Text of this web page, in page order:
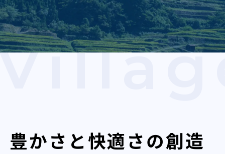
豊かさと快適さの創造